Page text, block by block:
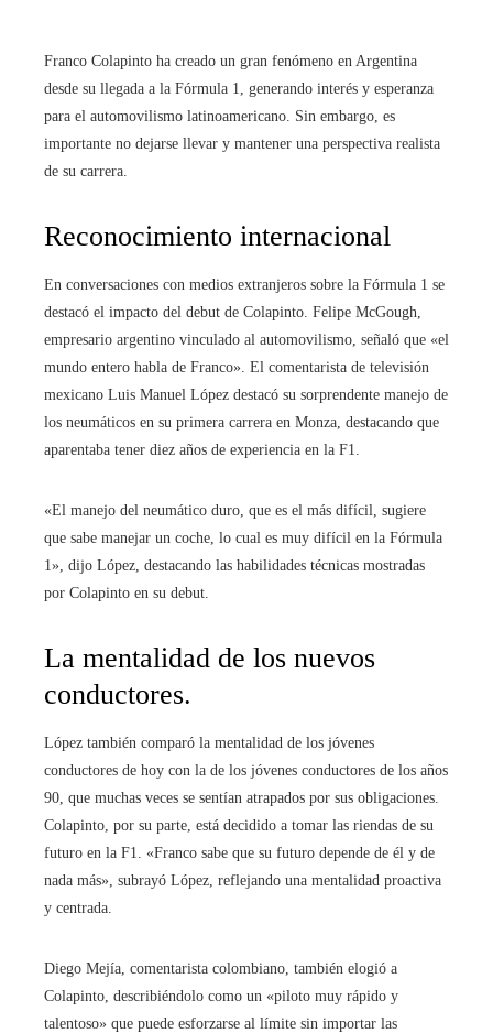
Franco Colapinto ha creado un gran fenómeno en Argentina
desde su llegada a la Fórmula 1, generando interés y esperanza
para el automovilismo latinoamericano. Sin embargo, es
importante no dejarse llevar y mantener una perspectiva realista
de su carrera.
Reconocimiento internacional
En conversaciones con medios extranjeros sobre la Fórmula 1 se
destacó el impacto del debut de Colapinto. Felipe McGough,
empresario argentino vinculado al automovilismo, señaló que «el
mundo entero habla de Franco». El comentarista de televisión
mexicano Luis Manuel López destacó su sorprendente manejo de
los neumáticos en su primera carrera en Monza, destacando que
aparentaba tener diez años de experiencia en la F1.
«El manejo del neumático duro, que es el más difícil, sugiere
que sabe manejar un coche, lo cual es muy difícil en la Fórmula
1», dijo López, destacando las habilidades técnicas mostradas
por Colapinto en su debut.
La mentalidad de los nuevos
conductores.
López también comparó la mentalidad de los jóvenes
conductores de hoy con la de los jóvenes conductores de los años
90, que muchas veces se sentían atrapados por sus obligaciones.
Colapinto, por su parte, está decidido a tomar las riendas de su
futuro en la F1. «Franco sabe que su futuro depende de él y de
nada más», subrayó López, reflejando una mentalidad proactiva
y centrada.
Diego Mejía, comentarista colombiano, también elogió a
Colapinto, describiéndolo como un «piloto muy rápido y
talentoso» que puede esforzarse al límite sin importar las